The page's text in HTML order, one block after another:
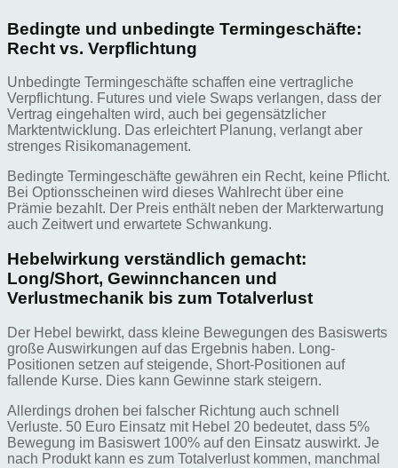
Bedingte und unbedingte Termingeschäfte:
Recht vs. Verpflichtung
Unbedingte Termingeschäfte schaffen eine vertragliche
Verpflichtung. Futures und viele Swaps verlangen, dass der
Vertrag eingehalten wird, auch bei gegensätzlicher
Marktentwicklung. Das erleichtert Planung, verlangt aber
strenges Risikomanagement.
Bedingte Termingeschäfte gewähren ein Recht, keine Pflicht.
Bei Optionsscheinen wird dieses Wahlrecht über eine
Prämie bezahlt. Der Preis enthält neben der Markterwartung
auch Zeitwert und erwartete Schwankung.
Hebelwirkung verständlich gemacht:
Long/Short, Gewinnchancen und
Verlustmechanik bis zum Totalverlust
Der Hebel bewirkt, dass kleine Bewegungen des Basiswerts
große Auswirkungen auf das Ergebnis haben. Long-
Positionen setzen auf steigende, Short-Positionen auf
fallende Kurse. Dies kann Gewinne stark steigern.
Allerdings drohen bei falscher Richtung auch schnell
Verluste. 50 Euro Einsatz mit Hebel 20 bedeutet, dass 5%
Bewegung im Basiswert 100% auf den Einsatz auswirkt. Je
nach Produkt kann es zum Totalverlust kommen, manchmal